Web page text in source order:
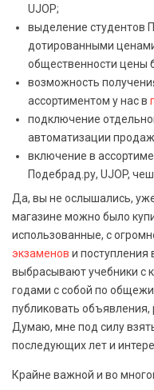
UJOP;
выделение студентов
дотированными
общественности цены
возможность
ассортиментом у нас в
подключение
автоматизации
включение в
Подебрад.ру, UJOP,
Да, вы не ослышались, уже
магазине можно было
использованные, с
экзаменов и поступления
выбрасывают учебники с
годами с собой по
публиковать объявления,
Думаю, мне под силу
последующих лет и
Крайне важной и во